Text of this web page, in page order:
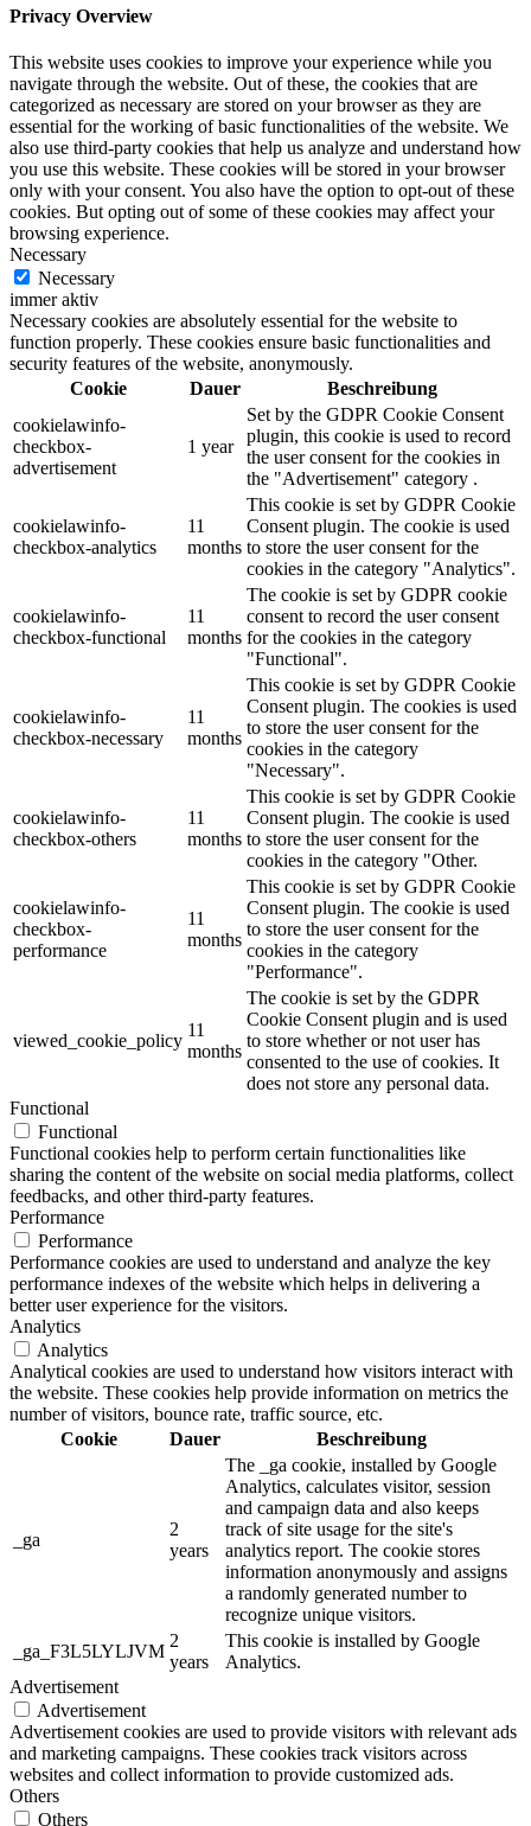
Privacy Overview
This website uses cookies to improve your experience while you
navigate through the website. Out of these, the cookies that are
categorized as necessary are stored on your browser as they are
essential for the working of basic functionalities of the website. We
also use third-party cookies that help us analyze and understand how
you use this website. These cookies will be stored in your browser
only with your consent. You also have the option to opt-out of these
cookies. But opting out of some of these cookies may affect your
browsing experience.
Necessary
Necessary
immer aktiv
Necessary cookies are absolutely essential for the website to
function properly. These cookies ensure basic functionalities and
security features of the website, anonymously.
Cookie
Dauer
Beschreibung
cookielawinfo-
checkbox-
advertisement
1 year
Set by the GDPR Cookie Consent
plugin, this cookie is used to record
the user consent for the cookies in
the "Advertisement" category .
cookielawinfo-
checkbox-analytics
11
months
This cookie is set by GDPR Cookie
Consent plugin. The cookie is used
to store the user consent for the
cookies in the category "Analytics".
cookielawinfo-
checkbox-functional
11
months
The cookie is set by GDPR cookie
consent to record the user consent
for the cookies in the category
"Functional".
cookielawinfo-
checkbox-necessary
11
months
This cookie is set by GDPR Cookie
Consent plugin. The cookies is used
to store the user consent for the
cookies in the category
"Necessary".
cookielawinfo-
checkbox-others
11
months
This cookie is set by GDPR Cookie
Consent plugin. The cookie is used
to store the user consent for the
cookies in the category "Other.
cookielawinfo-
checkbox-
performance
11
months
This cookie is set by GDPR Cookie
Consent plugin. The cookie is used
to store the user consent for the
cookies in the category
"Performance".
viewed_cookie_policy
11
months
The cookie is set by the GDPR
Cookie Consent plugin and is used
to store whether or not user has
consented to the use of cookies. It
does not store any personal data.
Functional
Functional
Functional cookies help to perform certain functionalities like
sharing the content of the website on social media platforms, collect
feedbacks, and other third-party features.
Performance
Performance
Performance cookies are used to understand and analyze the key
performance indexes of the website which helps in delivering a
better user experience for the visitors.
Analytics
Analytics
Analytical cookies are used to understand how visitors interact with
the website. These cookies help provide information on metrics the
number of visitors, bounce rate, traffic source, etc.
Cookie
Dauer Beschreibung
_ga
2
years
The _ga cookie, installed by Google
Analytics, calculates visitor, session
and campaign data and also keeps
track of site usage for the site's
analytics report. The cookie stores
information anonymously and assigns
a randomly generated number to
recognize unique visitors.
_ga_F3L5LYLJVM
2
years
This cookie is installed by Google
Analytics.
Advertisement
Advertisement
Advertisement cookies are used to provide visitors with relevant ads
and marketing campaigns. These cookies track visitors across
websites and collect information to provide customized ads.
Others
Others